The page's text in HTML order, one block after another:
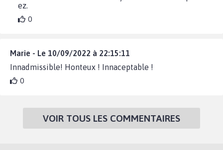
ez.
0
Marie - Le 10/09/2022 à 22:15:11
Innadmissible! Honteux ! Innaceptable !
0
VOIR TOUS LES COMMENTAIRES